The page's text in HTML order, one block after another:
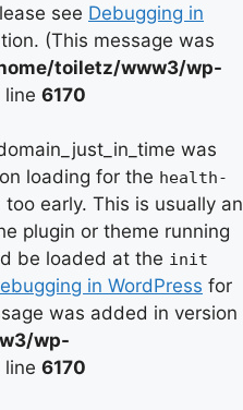
see Debugging in
(This message was
toiletz/www3/wp-
line 6170
was
loading for the health-
early. This is usually an
plugin or theme running
be loaded at the init
in WordPress for
was added in version
wp-
line 6170